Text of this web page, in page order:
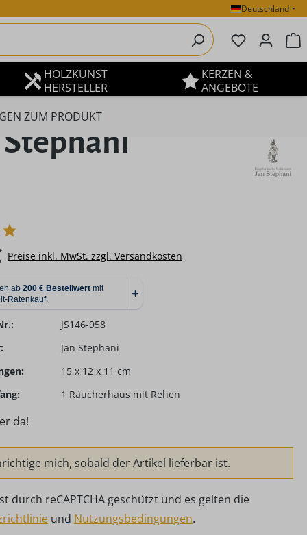
Deutschland
Du hast 0
HOLZKUNST
HERSTELLER
KERZEN &
ANGEBOTE
ZUM PRODUKT
Stephani
Preise inkl. MwSt. zzgl. Versandkosten
JS146-958
Jan Stephani
15 x 12 x 11 cm
1 Räucherhaus mit Rehen
da!
mich, sobald der Artikel lieferbar ist.
durch reCAPTCHA geschützt und es gelten die
und Nutzungsbedingungen.